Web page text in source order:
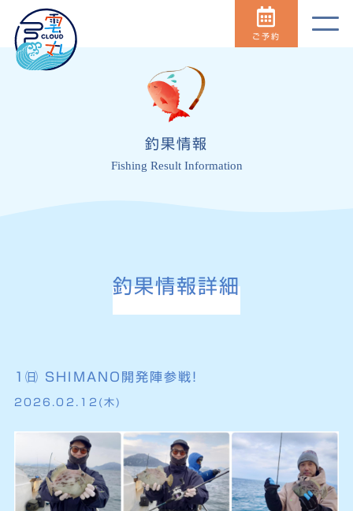
ご予約
釣果情報
Fishing Result Information
釣果情報詳細
1㈰ SHIMANO開発陣参戦!
2026.02.12(木)